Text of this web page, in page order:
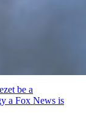
be a
a Fox News is